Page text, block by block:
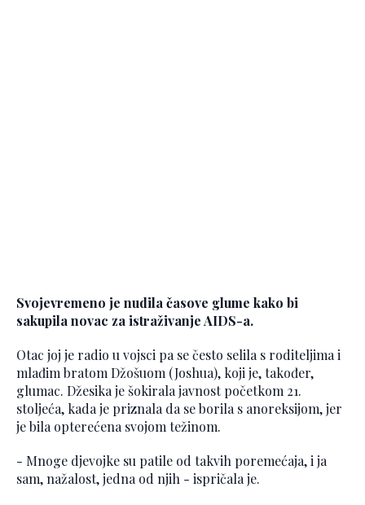
Svojevremeno je nudila časove glume kako bi
sakupila novac za istraživanje AIDS-a.
Otac joj je radio u vojsci pa se često selila s roditeljima i
mlađim bratom Džošuom (Joshua), koji je, također,
glumac. Džesika je šokirala javnost početkom 21.
stoljeća, kada je priznala da se borila s anoreksijom, jer
je bila opterećena svojom težinom.
- Mnoge djevojke su patile od takvih poremećaja, i ja
sam, nažalost, jedna od njih - ispričala je.